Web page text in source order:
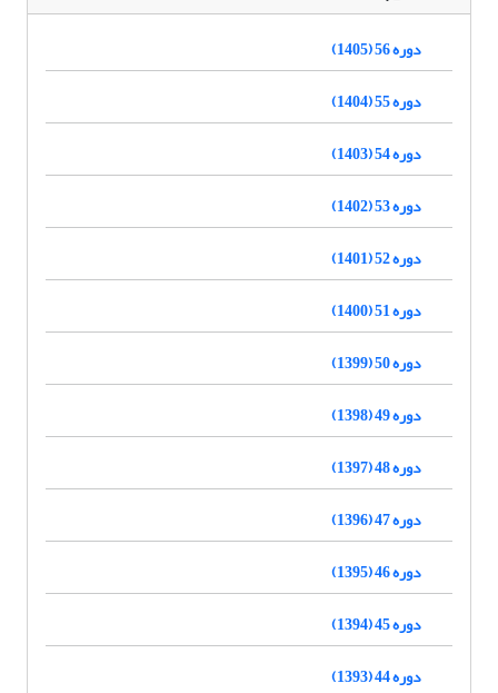
دوره 56 (1405)
دوره 55 (1404)
دوره 54 (1403)
دوره 53 (1402)
دوره 52 (1401)
دوره 51 (1400)
دوره 50 (1399)
دوره 49 (1398)
دوره 48 (1397)
دوره 47 (1396)
دوره 46 (1395)
دوره 45 (1394)
دوره 44 (1393)